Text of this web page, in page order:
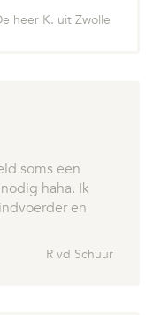
heer K. uit Zwolle
soms een
haha. Ik
en
R vd Schuur